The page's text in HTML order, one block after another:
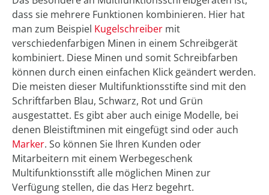
dass sie mehrere Funktionen kombinieren. Hier hat
man zum Beispiel Kugelschreiber mit
verschiedenfarbigen Minen in einem Schreibgerät
kombiniert. Diese Minen und somit Schreibfarben
können durch einen einfachen Klick geändert werden.
Die meisten dieser Multifunktionsstifte sind mit den
Schriftfarben Blau, Schwarz, Rot und Grün
ausgestattet. Es gibt aber auch einige Modelle, bei
denen Bleistiftminen mit eingefügt sind oder auch
Marker. So können Sie Ihren Kunden oder
Mitarbeitern mit einem Werbegeschenk
Multifunktionsstift alle möglichen Minen zur
Verfügung stellen, die das Herz begehrt.